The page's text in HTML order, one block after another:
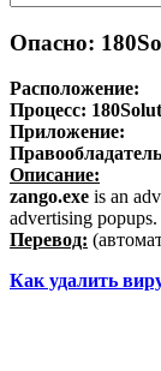
Опасно:
Расположение:
Процесс:
Приложение:
Описание:
zango.exe is an
advertising
Перевод:
Как удалить